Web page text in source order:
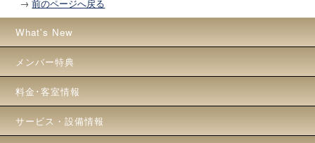
→ 前のページへ戻る
What's New
メンバー特典
料金･客室情報
サービス・設備情報